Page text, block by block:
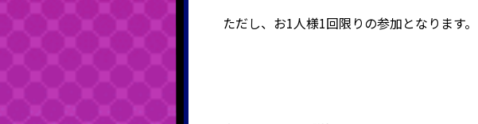
ただし、お1人様1回限りの参加となります。